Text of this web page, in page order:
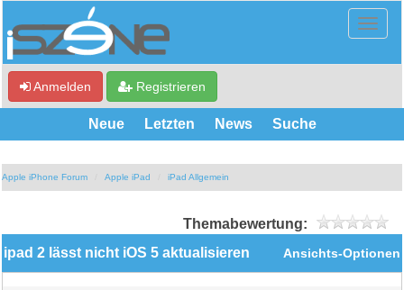
Anmelden Registrieren
Neue Letzten News Suche
Apple iPhone Forum Apple iPad iPad Allgemein
Themabewertung:
Ansichts-Optionen
ipad 2 lässt nicht iOS 5 aktualisieren